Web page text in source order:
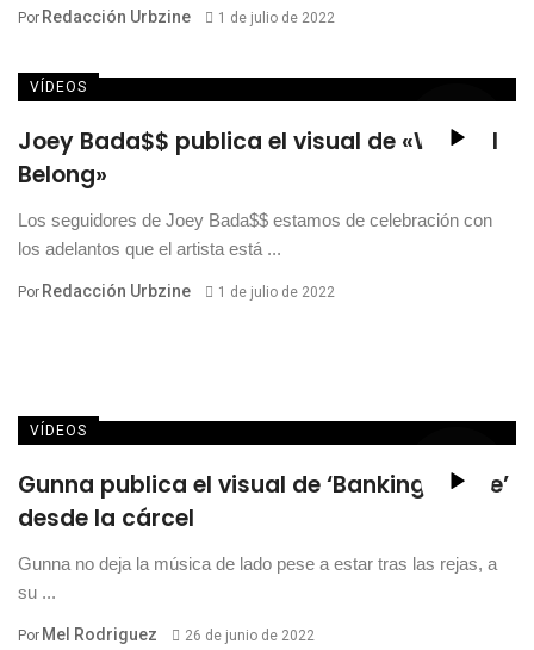
Por Redacción Urbzine 1 de julio de 2022
VÍDEOS
Joey Bada$$ publica el visual de «Where I
Belong»
Los seguidores de Joey Bada$$ estamos de celebración con
los adelantos que el artista está ...
Por Redacción Urbzine 1 de julio de 2022
VÍDEOS
Gunna publica el visual de ‘Banking On Me’
desde la cárcel
Gunna no deja la música de lado pese a estar tras las rejas, a
su ...
Por Mel Rodriguez 26 de junio de 2022